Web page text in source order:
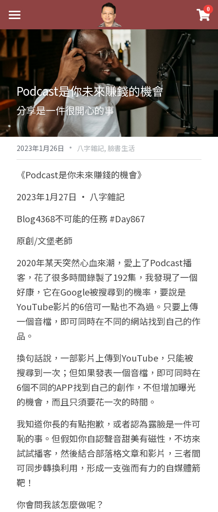
0
最新消息
關於我
實體經營
祖傳命理
手工印鑑
課程介紹
五行八字學
後天派陽宅
Blog
黃金會員專區
八字雜記
心靈成長
人氣最高
站長精選
臉書生活
好書推廌
試閱專區
Podcast聽書
團隊訓練營
八字視頻
陽宅視頻
線上直播
自我挑戰
線上學苑
八字初階班1
八字初階班2
八字進階班
八字中階班
八字高階班
五人實戰班
五行計算初階班
五行計算高階班
團隊訓練營
命理商城
八字完整班
《十神高階實戰錄》完整典藏版
科學八字推理PDF
八字批命
小兒命名
我的著作
科學八字推理1
科學八字推理2
科學八字推理3
科學八字輕鬆學
輕鬆學會科學八字推理
與我預約
批命預約
上課預約
常見問題
登錄/註冊
搜索
繁體中文
五行八字線上班
Podcast是你未來賺錢的機會
分享是一件很開心的事
2023年1月26日 · 八字雜記, 臉書生活
《Podcast是你未來賺錢的機會》
2023年1月27日 · 八字雜記
Blog4368不可能的任務 #Day867
原創/文堡老師
2020年某天突然心血來潮，愛上了Podcast播
客，花了很多時間錄製了192集，我發現了一個
好康，它在Google被搜尋到的機率，要說是
YouTube影片的6倍可一點也不為過。只要上傳
一個音檔，即可同時在不同的網站找到自己的作
品。
換句話說，一部影片上傳到YouTube，只能被
搜尋到一次；但如果發表一個音檔，即可同時在
6個不同的APP找到自己的創作，不但增加曝光
的機會，而且只須要花一次的時間。
我知道你長的有點抱歉，或者認為露臉是一件可
恥的事。但假如你自認聲音甜美有磁性，不坊來
試試播客，然後結合部落格文章和影片，三者間
可同步轉換利用，形成一支強而有力的自媒體箭
靶！
你會問我該怎麼做呢？
×
商品分類
八字線上完整班
科學八字推理PDF
《十神高階實戰錄》完整典藏版
1美元超值PDF